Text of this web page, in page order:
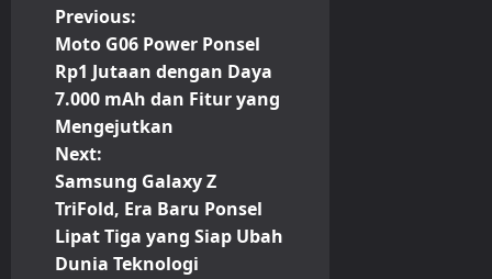
P
o
s
t
n
a
Previous:
Moto G06 Power Ponsel
Rp1 Jutaan dengan Daya
7.000 mAh dan Fitur yang
Mengejutkan
Next:
Samsung Galaxy Z
TriFold, Era Baru Ponsel
Lipat Tiga yang Siap Ubah
Dunia Teknologi